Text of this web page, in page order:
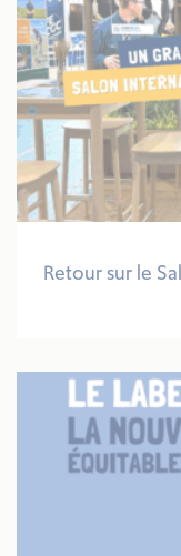
Retour sur le